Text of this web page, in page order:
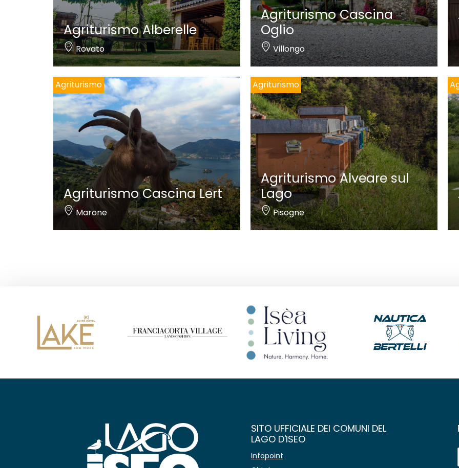
Agriturismo Alberelle
Rovato
Agriturismo Cascina
Oglio
Villongo
Agriturismo
Agriturismo Cascina Lert
Marone
Agriturismo
Agriturismo Alveare sul
Lago
Pisogne
SITO UFFICIALE DEI COMUNI DEL
LAGO D'ISEO
Infopoint